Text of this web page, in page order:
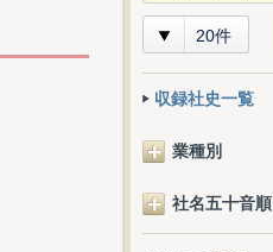
20件
収録社史一覧
業種別
社名五十音順